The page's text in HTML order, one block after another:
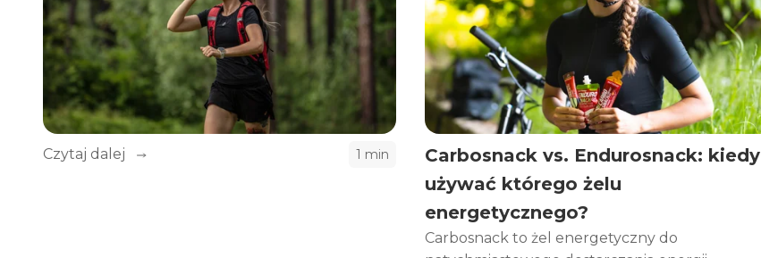
Czytaj dalej 1 min
Carbosnack vs. Endurosnack: kiedy
używać którego żelu
energetycznego?
Carbosnack to żel energetyczny do